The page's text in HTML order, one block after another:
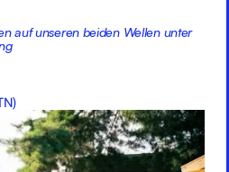
auf unseren beiden Wellen unter